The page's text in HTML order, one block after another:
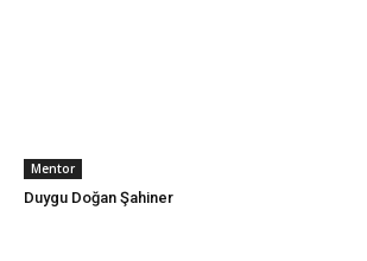
Mentor
Duygu Doğan Şahiner